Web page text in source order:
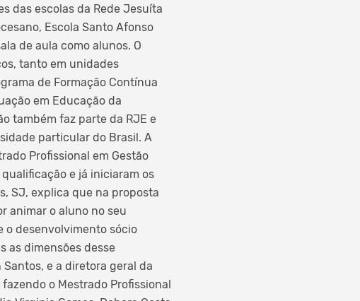
das escolas da Rede Jesuíta
Escola Santo Afonso
de aula como alunos. O
tanto em unidades
de Formação Contínua
em Educação da
também faz parte da RJE e
particular do Brasil. A
Profissional em Gestão
e já iniciaram os
SJ, explica que na proposta
animar o aluno no seu
o desenvolvimento sócio
as dimensões desse
e a diretora geral da
o Mestrado Profissional